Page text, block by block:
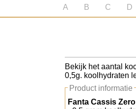
Diabetes test
Koolhydraten tellen
A B C D
Bekijk het aantal
0,5g. koolhydraten
Product informatie
Fanta Cassis